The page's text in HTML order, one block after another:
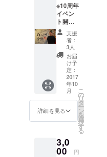
※10周年
イベン
ト開催
を応援
したい
という
方向け
【支
援】 ■
横道屋
からの
お礼
メッ
セージ
をお送
りしま
ターン
は要ら
支援
者：
3人
お届
け予
定：
2017
年10
月
詳細を見る
こ
の
リ
タ
ー
ン
を
選
択
す
る
3,0
00 円